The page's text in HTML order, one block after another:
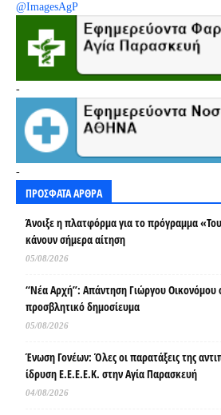
@ImagesAgP
-
-
ΠΡΟΣΦΑΤΑ ΑΡΘΡΑ
Άνοιξε η πλατφόρμα για το πρόγραμμα
κάνουν σήμερα αίτηση
05/08/2026
“Νέα Αρχή”: Απάντηση Γιώργου Οικονόμου
προσβλητικό δημοσίευμα
05/08/2026
Ένωση Γονέων: Όλες οι παρατάξεις της
ίδρυση Ε.Ε.Ε.Ε.Κ. στην Αγία Παρασκευή
04/08/2026